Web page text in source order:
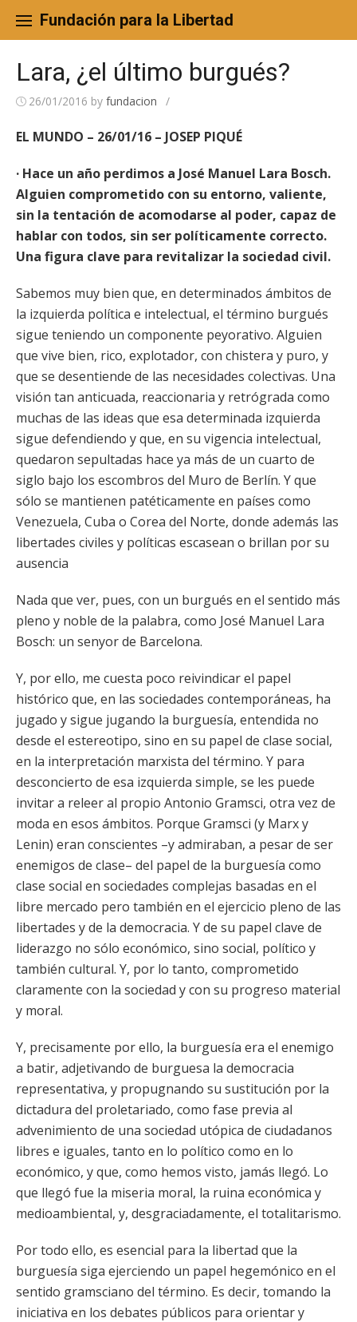
content
Fundación para la Libertad
Lara, ¿el último burgués?
26/01/2016 by fundacion /
EL MUNDO – 26/01/16 – JOSEP PIQUÉ
· Hace un año perdimos a José Manuel Lara Bosch.
Alguien comprometido con su entorno, valiente,
sin la tentación de acomodarse al poder, capaz de
hablar con todos, sin ser políticamente correcto.
Una figura clave para revitalizar la sociedad civil.
Sabemos muy bien que, en determinados ámbitos de
la izquierda política e intelectual, el término burgués
sigue teniendo un componente peyorativo. Alguien
que vive bien, rico, explotador, con chistera y puro, y
que se desentiende de las necesidades colectivas. Una
visión tan anticuada, reaccionaria y retrógrada como
muchas de las ideas que esa determinada izquierda
sigue defendiendo y que, en su vigencia intelectual,
quedaron sepultadas hace ya más de un cuarto de
siglo bajo los escombros del Muro de Berlín. Y que
sólo se mantienen patéticamente en países como
Venezuela, Cuba o Corea del Norte, donde además las
libertades civiles y políticas escasean o brillan por su
ausencia
Nada que ver, pues, con un burgués en el sentido más
pleno y noble de la palabra, como José Manuel Lara
Bosch: un senyor de Barcelona.
Y, por ello, me cuesta poco reivindicar el papel
histórico que, en las sociedades contemporáneas, ha
jugado y sigue jugando la burguesía, entendida no
desde el estereotipo, sino en su papel de clase social,
en la interpretación marxista del término. Y para
desconcierto de esa izquierda simple, se les puede
invitar a releer al propio Antonio Gramsci, otra vez de
moda en esos ámbitos. Porque Gramsci (y Marx y
Lenin) eran conscientes –y admiraban, a pesar de ser
enemigos de clase– del papel de la burguesía como
clase social en sociedades complejas basadas en el
libre mercado pero también en el ejercicio pleno de las
libertades y de la democracia. Y de su papel clave de
liderazgo no sólo económico, sino social, político y
también cultural. Y, por lo tanto, comprometido
claramente con la sociedad y con su progreso material
y moral.
Y, precisamente por ello, la burguesía era el enemigo
a batir, adjetivando de burguesa la democracia
representativa, y propugnando su sustitución por la
dictadura del proletariado, como fase previa al
advenimiento de una sociedad utópica de ciudadanos
libres e iguales, tanto en lo político como en lo
económico, y que, como hemos visto, jamás llegó. Lo
que llegó fue la miseria moral, la ruina económica y
medioambiental, y, desgraciadamente, el totalitarismo.
Por todo ello, es esencial para la libertad que la
burguesía siga ejerciendo un papel hegemónico en el
sentido gramsciano del término. Es decir, tomando la
iniciativa en los debates públicos para orientar y